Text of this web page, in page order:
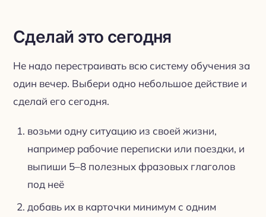
Сделай это сегодня
Не надо перестраивать всю систему обучения за
один вечер. Выбери одно небольшое действие и
сделай его сегодня.
возьми одну ситуацию из своей жизни,
например рабочие переписки или поездки, и
выпиши 5–8 полезных фразовых глаголов
под неё
добавь их в карточки минимум с одним